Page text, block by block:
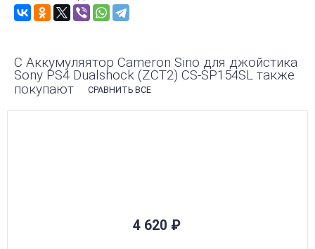
С Аккумуляятор Cameron Sino для джойстика
Sony PS4 Dualshock (ZCT2) CS-SP154SL также
покупают
СРАВНИТЬ ВСЕ
4 620 ₽